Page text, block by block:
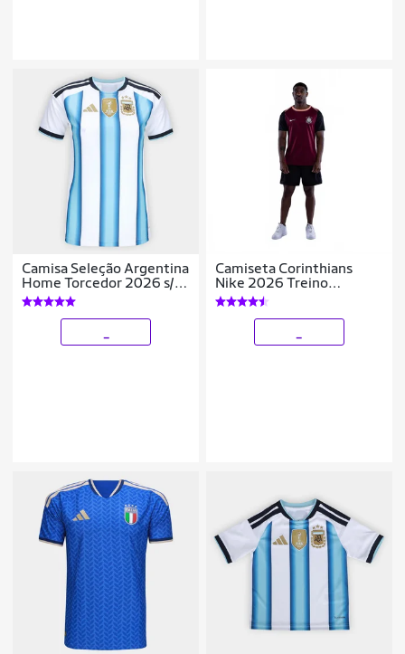
Camisa Seleção Argentina
Home Torcedor 2026 s/n
Adidas Feminina
Camiseta Corinthians
Nike 2026 Treino
Masculina